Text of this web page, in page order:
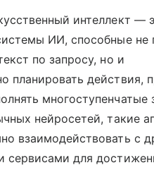
интеллект —
ИИ, способные не
по запросу, но и
планировать действия,
многоступенчатые
нейросетей, такие
взаимодействовать с
сервисами для